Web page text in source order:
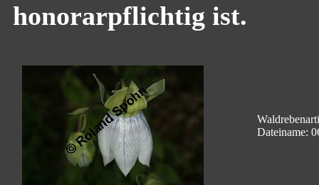
honorarpflichtig ist.
Dateiname: